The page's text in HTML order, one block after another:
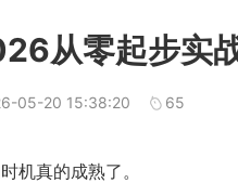
从零起步实
05-20 15:38:20 65
机真的成熟了。